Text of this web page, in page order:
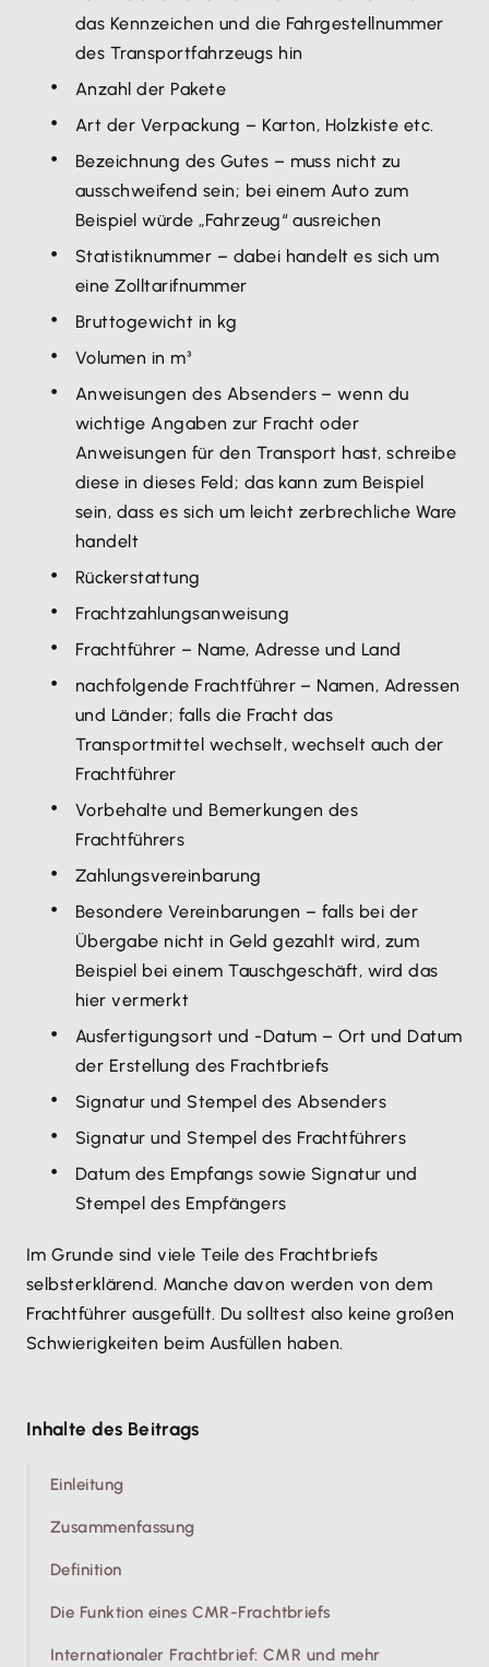
das Kennzeichen und die Fahrgestellnummer
des Transportfahrzeugs hin
Anzahl der Pakete
Art der Verpackung – Karton, Holzkiste etc.
Bezeichnung des Gutes – muss nicht zu
ausschweifend sein; bei einem Auto zum
Beispiel würde „Fahrzeug“ ausreichen
Statistiknummer – dabei handelt es sich um
eine Zolltarifnummer
Bruttogewicht in kg
Volumen in m³
Anweisungen des Absenders – wenn du
wichtige Angaben zur Fracht oder
Anweisungen für den Transport hast, schreibe
diese in dieses Feld; das kann zum Beispiel
sein, dass es sich um leicht zerbrechliche Ware
handelt
Rückerstattung
Frachtzahlungsanweisung
Frachtführer – Name, Adresse und Land
nachfolgende Frachtführer – Namen, Adressen
und Länder; falls die Fracht das
Transportmittel wechselt, wechselt auch der
Frachtführer
Vorbehalte und Bemerkungen des
Frachtführers
Zahlungsvereinbarung
Besondere Vereinbarungen – falls bei der
Übergabe nicht in Geld gezahlt wird, zum
Beispiel bei einem Tauschgeschäft, wird das
hier vermerkt
Ausfertigungsort und -Datum – Ort und Datum
der Erstellung des Frachtbriefs
Signatur und Stempel des Absenders
Signatur und Stempel des Frachtführers
Datum des Empfangs sowie Signatur und
Stempel des Empfängers
Im Grunde sind viele Teile des Frachtbriefs
selbsterklärend. Manche davon werden von dem
Frachtführer ausgefüllt. Du solltest also keine großen
Schwierigkeiten beim Ausfüllen haben.
Inhalte des Beitrags
Einleitung
Zusammenfassung
Definition
Die Funktion eines CMR-Frachtbriefs
Internationaler Frachtbrief: CMR und mehr